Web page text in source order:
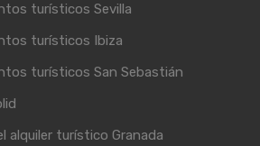
turísticos Sevilla
turísticos Ibiza
turísticos San Sebastián
alquiler turístico Granada